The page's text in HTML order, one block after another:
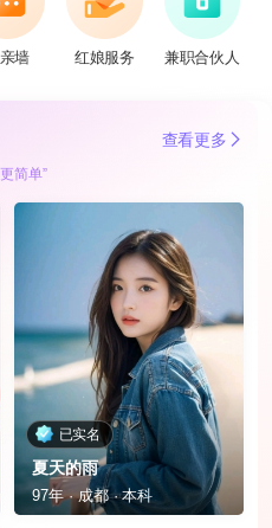
墙 红娘服务 兼职合伙人
查看更多
简单”
已实名
夏天的雨
97年 · 成都 · 本科